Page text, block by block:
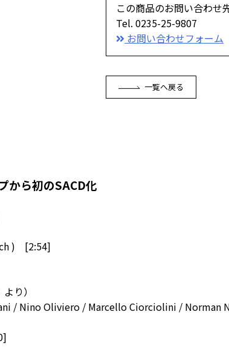
この商品のお問い合わせ
Tel. 0235-25-9807
お問い合わせフォーム
一覧へ戻る
から初のSACD化
) [2:54]
り）
/ Nino Oliviero / Marcello Ciorciolini /